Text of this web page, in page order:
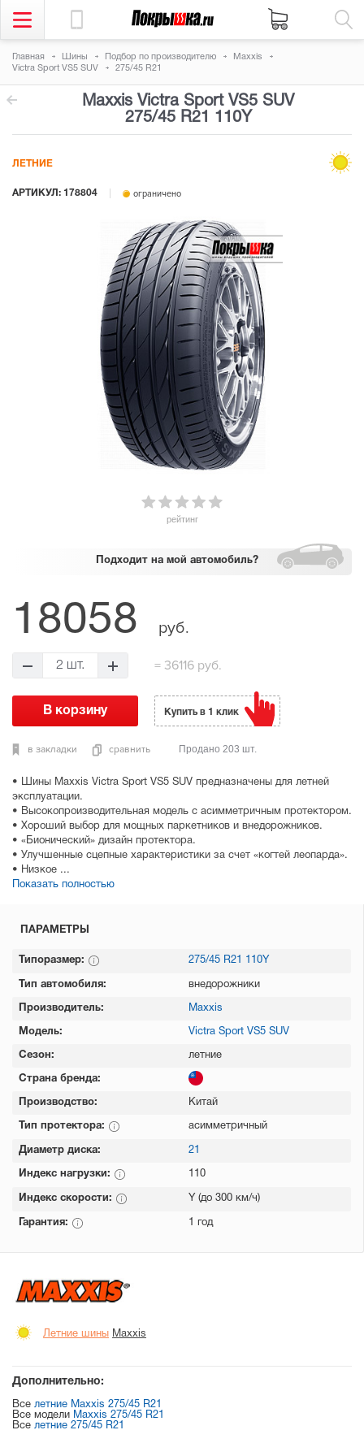
Главная Шины Подбор по производителю
Maxxis
Victra Sport VS5 SUV
275/45 R21
Maxxis Victra Sport VS5 SUV
275/45 R21 110Y
рейтинг
АРТИКУЛ: 178804 ограничено
ЛЕТНИЕ
Подходит на мой автомобиль?
• Шины Maxxis Victra Sport VS5 SUV предназначены для летней
эксплуатации.
• Высокопроизводительная модель с асимметричным протектором.
• Хороший выбор для мощных паркетников и внедорожников.
• «Бионический» дизайн протектора.
• Улучшенные сцепные характеристики за счет «когтей леопарда».
• Низкое ...
Показать полностью
18058 руб.
2 шт. = 36116 руб.
в закладки сравнить
Купить в 1 клик
Продано 203 шт.
ПАРАМЕТРЫ
Типоразмер: 275/45 R21 110Y
Тип автомобиля: внедорожники
Производитель: Maxxis
Модель: Victra Sport VS5 SUV
Сезон: летние
Страна бренда:
Производство: Китай
Тип протектора: асимметричный
Диаметр диска: 21
Индекс нагрузки: 110
Индекс скорости: Y (до 300 км/ч)
Гарантия: 1 год
Летние шины Maxxis
Дополнительно:
Все летние Maxxis 275/45 R21
Все модели Maxxis 275/45 R21
Все летние 275/45 R21